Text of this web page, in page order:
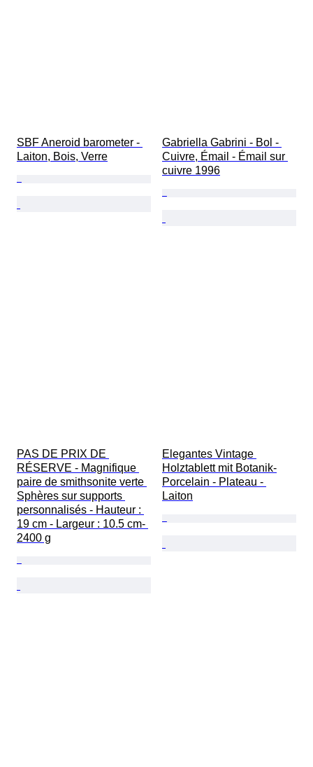
SBF Aneroid barometer -
Laiton, Bois, Verre
Gabriella Gabrini - Bol -
Cuivre, Émail - Émail sur
cuivre 1996
PAS DE PRIX DE
RÉSERVE - Magnifique
paire de smithsonite verte
Sphères sur supports
personnalisés - Hauteur :
19 cm - Largeur : 10.5 cm-
2400 g
Elegantes Vintage
Holztablett mit Botanik-
Porcelain - Plateau -
Laiton